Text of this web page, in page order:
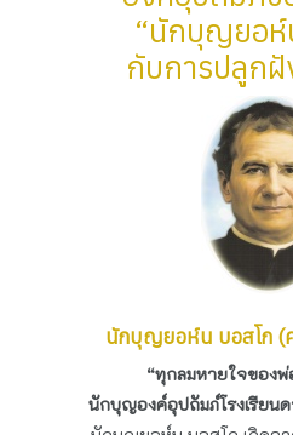
“นักบุญยอห์
กับการปลูก
นักบุญยอห์น บอสโก (
“ทุกลมหายใจของพ่
นักบุญองค์อุปถัมภ์โรงเรียน